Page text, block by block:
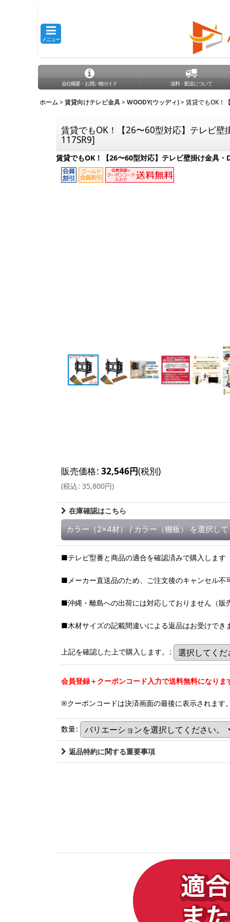
メニュー
会社概要・お買い物ガイド 送料・配送について
ホーム >賃貸向けテレビ金具>WOODY(ウッディ)>賃貸でもOK！
賃貸でもOK！【26〜60型対応】テレビ壁
117SR9]
賃貸でもOK！【26〜60型対応】テレビ壁掛け金具
販売価格: 32,546円(税別)
(税込: 35,800円)
在庫確認はこちら
カラー（2x4材） / カラー（棚板） を選択し
■テレビ型番と商品の適合を確認済みで購入します
■メーカー直送品のため、ご注文後のキャンセル不
■沖縄・離島への出荷には対応しておりません（販
■木材サイズの記載間違いによる返品はお受けでき
上記を確認した上で購入します。 :
会員登録＋クーポンコード入力で送料無料になりま
※クーポンコードは決済画面の最後に表示されます
数量:
返品特約に関する重要事項